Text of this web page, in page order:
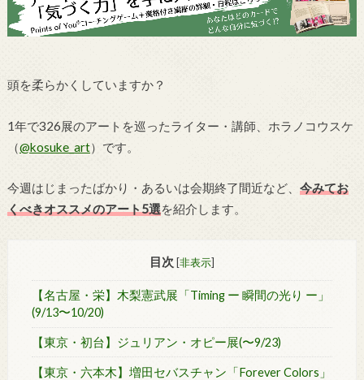
頭を柔らかくしていますか？
1年で326展のアートを巡ったライター・講師、ホラノコウスケ
（@kosuke_art）です。
今週はじまったばかり・あるいは会期終了間近など、 今みてお
くべきオススメのアート5選を紹介します。
目次 [非表示]
【名古屋・栄】木梨憲武展「Timing ー 瞬間の光り ー」
(9/13〜10/20)
【東京・初台】ジュリアン・オピー展(〜9/23)
【東京・六本木】増田セバスチャン「Forever Colors」